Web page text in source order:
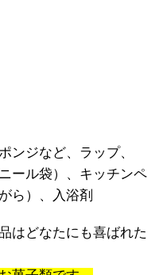
ンジなど、ラップ、
ール袋）、キッチンペ
ら）、入浴剤
はどなたにも喜ばれた